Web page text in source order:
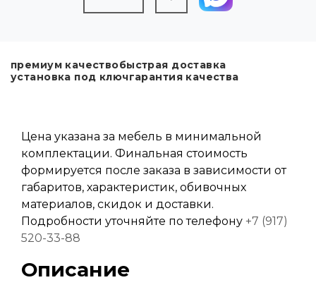
премиум качествобыстрая доставка
установка под ключгарантия качества
Цена указана за мебель в минимальной
комплектации. Финальная стоимость
формируется после заказа в зависимости от
габаритов, характеристик, обивочных
материалов, скидок и доставки.
Подробности уточняйте по телефону +7 (917)
520-33-88
Описание